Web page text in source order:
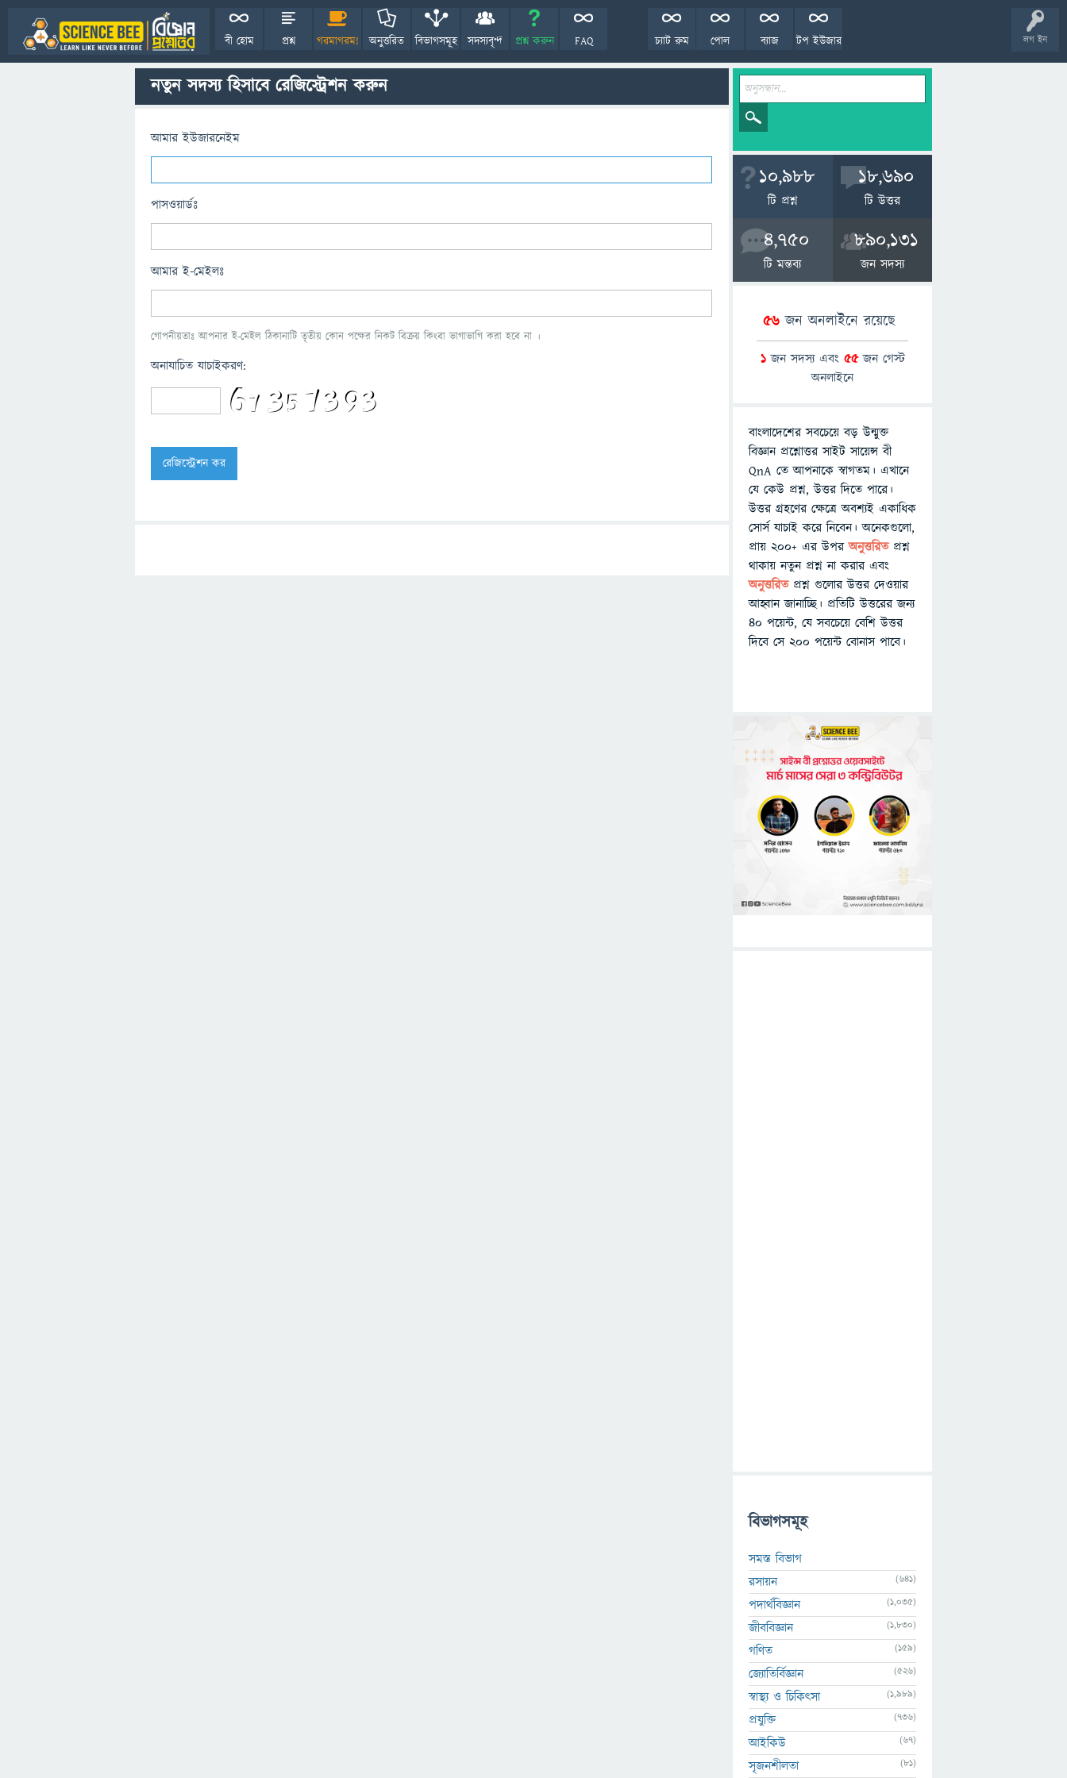
লগ ইন
বী হোম প্রশ্ন গরমাগরম! অনুত্তরিত বিভাগসমূহ সদস্যবৃন্দ প্রশ্ন করুন FAQ টপ ইউজার
ব্যাজ
পোল
চ্যাট রুম
নতুন সদস্য হিসাবে রেজিস্ট্রেশন করুন
আমার ইউজারনেইম
পাসওয়ার্ডঃ
আমার ই-মেইলঃ
গোপনীয়তাঃ আপনার ই-মেইল ঠিকানাটি তৃতীয় কোন পক্ষের নিকট বিক্রয় কিংবা ভাগাভাগি করা হবে না ।
অনাযাচিত যাচাইকরণ:
10,988
টি প্রশ্ন
18,690
টি উত্তর
4,750
টি মন্তব্য
890,131
জন সদস্য
56 জন অনলাইনে রয়েছে
1জন সদস্য এবং 55জন গেস্ট
অনলাইনে
বাংলাদেশের সবচেয়ে বড় উন্মুক্ত
বিজ্ঞান প্রশ্নোত্তর সাইট সায়েন্স বী
QnA তে আপনাকে স্বাগতম। এখানে
যে কেউ প্রশ্ন, উত্তর দিতে পারে।
উত্তর গ্রহণের ক্ষেত্রে অবশ্যই একাধিক
সোর্স যাচাই করে নিবেন। অনেকগুলো,
প্রায় ২০০+ এর উপরঅনুত্তরিতপ্রশ্ন
থাকায় নতুন প্রশ্ন না করার এবং
অনুত্তরিত প্রশ্ন গুলোর উত্তর দেওয়ার
আহ্বান জানাচ্ছি। প্রতিটি উত্তরের জন্য
৪০ পয়েন্ট, যে সবচেয়ে বেশি উত্তর
দিবে সে ২০০ পয়েন্ট বোনাস পাবে।
বিভাগসমূহ
সমস্ত বিভাগ
রসায়ন
(641)
পদার্থবিজ্ঞান (1,035)
জীববিজ্ঞান (1,830)
গণিত (159)
জ্যোতির্বিজ্ঞান (526)
স্বাস্থ্য ও চিকিৎসা (1,989)
প্রযুক্তি (736)
আইকিউ (67)
সৃজনশীলতা (81)